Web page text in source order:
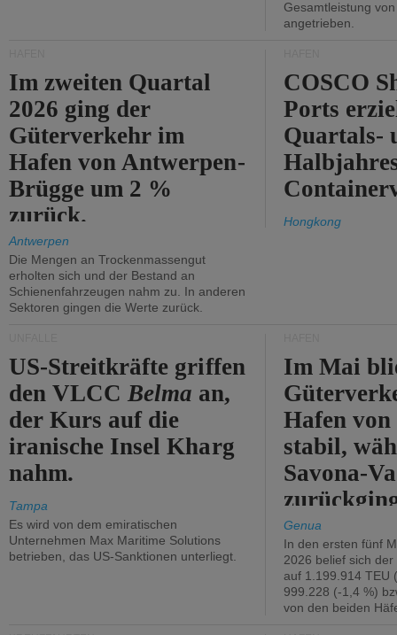
Gesamtleistung
angetrieben.
Im zweiten Quartal
2026 ging der
Güterverkehr im
Hafen von Antwerpen-
Brügge um 2 %
zurück.
Antwerpen
Die Mengen an Trockenmassengut
erholten sich und der Bestand an
Schienenfahrzeugen nahm zu. In anderen
Sektoren gingen die Werte zurück.
COSCO
Ports
Quartals-
Hongkong
US-Streitkräfte griffen
den VLCCBelma an,
der Kurs auf die
iranische Insel Kharg
nahm.
Tampa
Es wird von dem emiratischen
Unternehmen Max Maritime Solutions
betrieben, das US-Sanktionen unterliegt.
Im Mai
Hafen von
stabil,
Savona-
Genua
In den ersten fünf
2026 belief sich
auf 1.199.914 TEU
999.228 (-1,4 %)
von den beiden